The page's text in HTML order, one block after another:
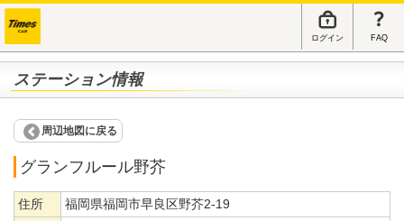
ログイン FAQ
ステーション情報
周辺地図に戻る
グランフルール野芥
住所 福岡県福岡市早良区野芥2-19